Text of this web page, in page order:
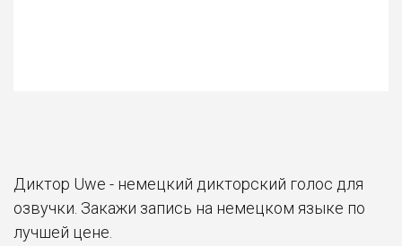
Диктор Uwe - немецкий дикторский голос для
озвучки. Закажи запись на немецком языке по
лучшей цене.